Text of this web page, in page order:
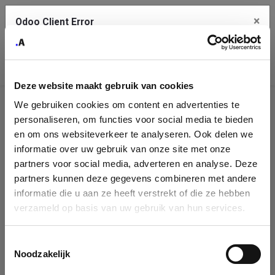
Deze website maakt gebruik van cookies
We gebruiken cookies om content en advertenties te
personaliseren, om functies voor social media te bieden
en om ons websiteverkeer te analyseren. Ook delen we
informatie over uw gebruik van onze site met onze
partners voor social media, adverteren en analyse. Deze
partners kunnen deze gegevens combineren met andere
informatie die u aan ze heeft verstrekt of die ze hebben
verzameld op basis van uw gebruik van hun services.
Noodzakelijk
Company
Identification
Please fill in your company details
You can search a company in our database by name, VAT or
enterprise ID. When a company is selected it will auto-complete the
form. If you don't find your company in our database, you can create
Odoo Client Error ×
service.
See details
Ok